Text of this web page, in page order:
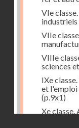
VIe
industriels
VIIe
VIIIe
sciences
IXe
et l'emploi
(p.9x1)
Xe classe.